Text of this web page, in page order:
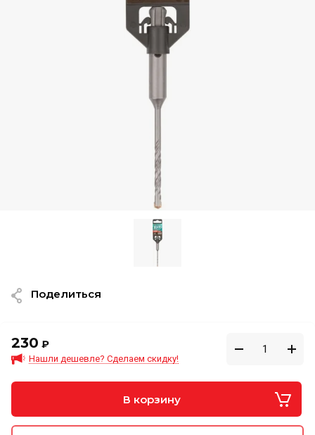
230 ₽
Нашли дешевле? Сделаем скидку!
В корзину
Поделиться